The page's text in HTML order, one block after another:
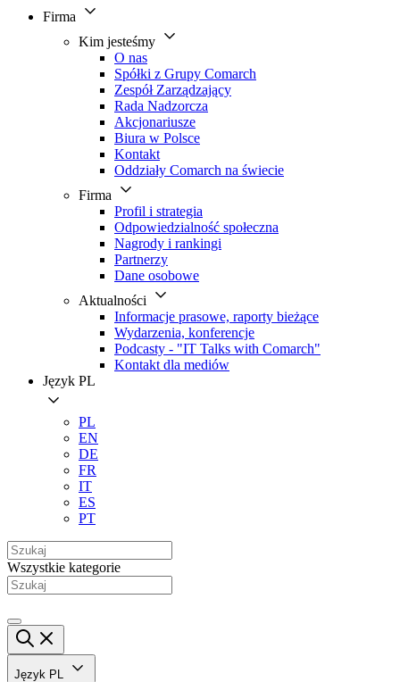
Firma
Kim jesteśmy
O nas
Spółki z Grupy Comarch
Zespół Zarządzający
Rada Nadzorcza
Akcjonariusze
Biura w Polsce
Kontakt
Oddziały Comarch na świecie
Firma
Profil i strategia
Odpowiedzialność społeczna
Nagrody i rankingi
Partnerzy
Dane osobowe
Aktualności
Informacje prasowe, raporty bieżące
Wydarzenia, konferencje
Podcasty - "IT Talks with Comarch"
Kontakt dla mediów
Język PL
PL
EN
DE
FR
IT
ES
PT
Wszystkie kategorie
Język PL